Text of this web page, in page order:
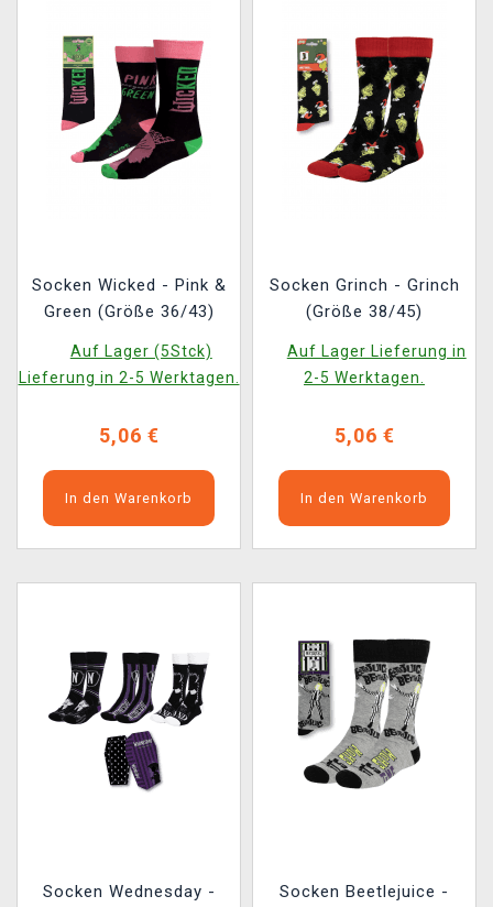
Socken Wicked - Pink &
Green (Größe 36/43)
Auf Lager (5Stck)
Lieferung in 2-5 Werktagen.
5,06 €
In den Warenkorb
Socken Grinch - Grinch
(Größe 38/45)
Auf Lager Lieferung in
2-5 Werktagen.
5,06 €
In den Warenkorb
Socken Wednesday -
Socken Beetlejuice -